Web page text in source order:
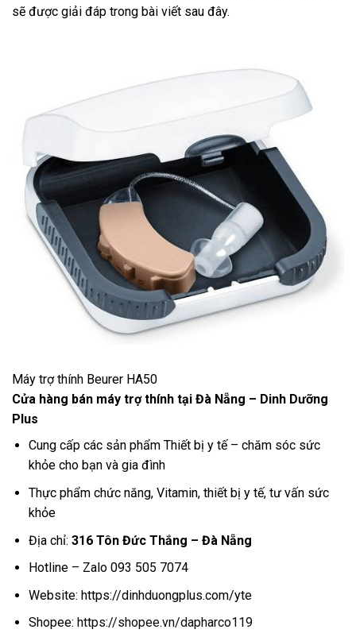
sẽ được giải đáp trong bài viết sau đây.
Máy trợ thính Beurer HA50
Cửa hàng bán máy trợ thính tại Đà Nẵng – Dinh Dưỡng
Plus
Cung cấp các sản phẩm Thiết bị y tế – chăm sóc sức
khỏe cho bạn và gia đình
Thực phẩm chức năng, Vitamin, thiết bị y tế, tư vấn sức
khỏe
Địa chỉ: 316 Tôn Đức Thắng – Đà Nẵng
Hotline – Zalo 093 505 7074
Website: https://dinhduongplus.com/yte
Shopee: https://shopee.vn/dapharco119